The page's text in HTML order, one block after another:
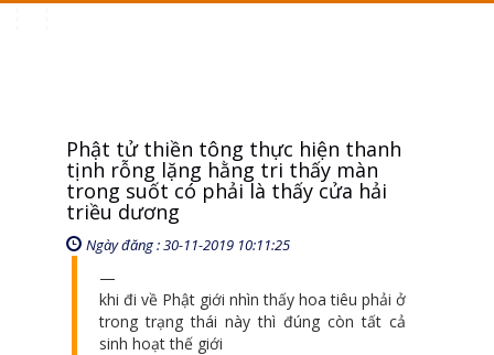
Phật tử thiền tông thực hiện thanh
tịnh rỗng lặng hằng tri thấy màn
trong suốt có phải là thấy cửa hải
triều dương
Ngày đăng : 30-11-2019 10:11:25
khi đi về Phật giới nhìn thấy hoa tiêu phải ở
trong trạng thái này thì đúng còn tất cả
sinh hoạt thế giới